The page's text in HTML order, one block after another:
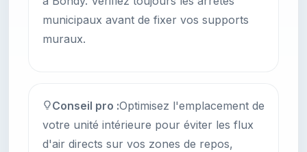
municipaux avant de fixer vos supports
muraux.
Conseil pro :Optimisez l'emplacement de
votre unité intérieure pour éviter les flux
d'air directs sur vos zones de repos,